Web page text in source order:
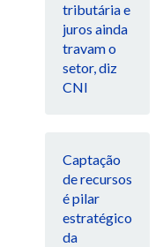
tributária e
juros ainda
travam o
setor, diz
CNI
Captação
de recursos
é pilar
estratégico
da